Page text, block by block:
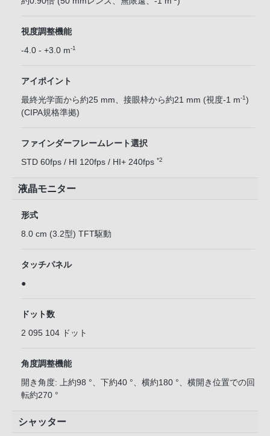
視度調整機能
-4.0 - +3.0 m-1
アイポイント
最終光学面から約25 mm、接眼枠から約21 mm (視度-1 m-1)
(CIPA規格準拠)
ファインダーフレームレート選択
STD 60fps / HI 120fps / HI+ 240fps *2
液晶モニター
形式
8.0 cm (3.2型) TFT駆動
タッチパネル
●
ドット数
2 095 104 ドット
角度調整機能
開き角度: 上約98 °、下約40 °、横約180 °、横開き位置での回
転約270 °
シャッター